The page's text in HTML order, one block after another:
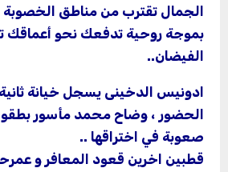
الجمال تقترب من مناطق
بموجة روحية تدفعك نحو
الفيضان..
ادونيس الدخينى يسجل خيانة
الحضور ، وضاح محمد مأسور
صعوبة في اختراقها ..
قطبين اخرين قعود المعافر و